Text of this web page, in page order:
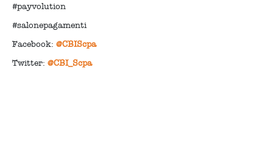
#payvolution
#salonepagamenti
Facebook:@CBIScpa
Twitter:@CBI_Scpa